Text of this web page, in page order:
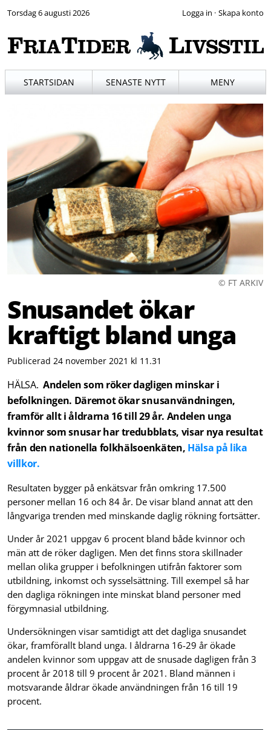
Torsdag 6 augusti 2026 ·
STARTSIDAN SENASTE NYTT MENY
© FT ARKIV
Snusandet ökar
kraftigt bland unga
Publicerad 24 november 2021 kl 11.31
HÄLSA. Andelen som röker dagligen minskar i
befolkningen. Däremot ökar snusanvändningen,
framför allt i åldrarna 16 till 29 år. Andelen unga
kvinnor som snusar har tredubblats, visar nya resultat
från den nationella folkhälso­enkäten, Hälsa på lika
villkor.
Resultaten bygger på enkätsvar från omkring 17.500
personer mellan 16 och 84 år. De visar bland annat att den
långvariga trenden med minskande daglig rökning fortsätter.
Under år 2021 uppgav 6 procent bland både kvinnor och
män att de röker dagligen. Men det finns stora skillnader
mellan olika grupper i befolkningen utifrån faktorer som
utbildning, inkomst och sysselsättning. Till exempel så har
den dagliga rökningen inte minskat bland personer med
förgymnasial utbildning.
Undersökningen visar samtidigt att det dagliga snusandet
ökar, framförallt bland unga. I åldrarna 16-29 år ökade
andelen kvinnor som uppgav att de snusade dagligen från 3
procent år 2018 till 9 procent år 2021. Bland männen i
motsvarande åldrar ökade användningen från 16 till 19
procent.